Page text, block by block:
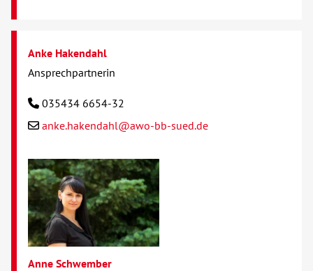
Anke Hakendahl
Ansprechpartnerin
035434 6654-32
anke.hakendahl@awo-bb-sued.de
Anne Schwember